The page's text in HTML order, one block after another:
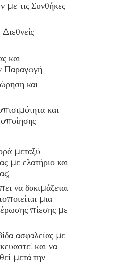
με τις Συνθήκες
και
Παραγωγή
και
και
μεταξύ
με ελατήριο και
να δοκιμάζεται
μια
πίεσης με
ασφαλείας με
και να
μετά την